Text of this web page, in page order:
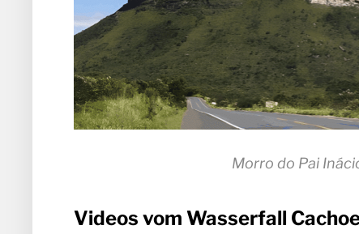
Morro do Pai
Videos vom Wasserfall